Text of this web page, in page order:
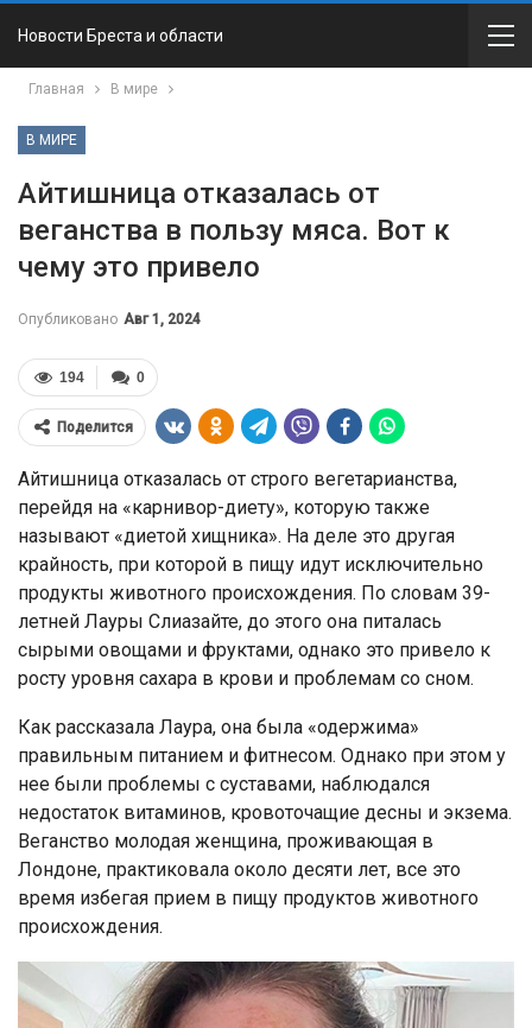
Новости Бреста и области
Главная В мире
В МИРЕ
Айтишница отказалась от
веганства в пользу мяса. Вот к
чему это привело
Опубликовано Авг 1, 2024
0
194
Поделится
Айтишница отказалась от строго вегетарианства,
перейдя на «карнивор-диету», которую также
называют «диетой хищника». На деле это другая
крайность, при которой в пищу идут исключительно
продукты животного происхождения. По словам 39-
летней Лауры Слиазайте, до этого она питалась
сырыми овощами и фруктами, однако это привело к
росту уровня сахара в крови и проблемам со сном.
Как рассказала Лаура, она была «одержима»
правильным питанием и фитнесом. Однако при этом у
нее были проблемы с суставами, наблюдался
недостаток витаминов, кровоточащие десны и экзема.
Веганство молодая женщина, проживающая в
Лондоне, практиковала около десяти лет, все это
время избегая прием в пищу продуктов животного
происхождения.